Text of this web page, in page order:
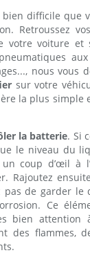
bien difficile que
Retroussez
votre voiture et
aux
nous vous
sur votre
la plus simple
la batterie. Si
le niveau du
coup d’œil à
Rajoutez
pas de garder
Ce
bien attention
des flammes,